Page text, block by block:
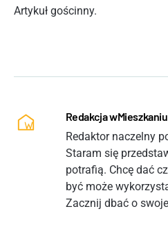
Artykuł gościnny.
Redakcja wMieszkaniu
Redaktor naczelny
Staram się
potrafią. Chcę dać
być może
Zacznij dbać o